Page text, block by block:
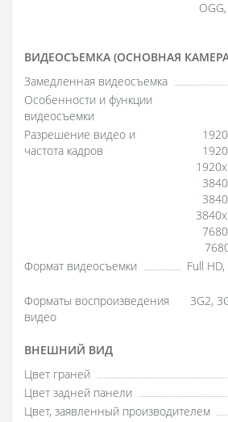
OGG,
ВИДЕОСЪЕМКА (ОСНОВНАЯ
Замедленная видеосъемка
Особенности и функции
видеосъемки
Разрешение видео и
частота кадров
Формат видеосъемки
Full
Форматы воспроизведения
видео
3G2,
ВНЕШНИЙ ВИД
Цвет граней
Цвет задней панели
Цвет, заявленный производителем